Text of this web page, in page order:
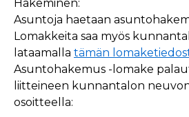
Hakeminen:
Asuntoja haetaan
Lomakkeita saa myös
lataamalla tämän
Asuntohakemus -lomake
liitteineen kunnantalon
osoitteella: